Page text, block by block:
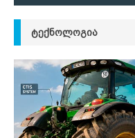
ᲢᲔᲥᲜᲝᲚᲝᲒᲘᲐ